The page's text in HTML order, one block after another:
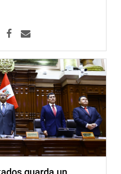
de los beneficios tributario: el
en la Ley N.° 30479
de junio del 2026 se cumple
amplía la vigencia de los
plazo por 20 años para que rija
el 30 de junio del 2036.
contra y 4 abstenciones, se
en el Proyecto de Ley